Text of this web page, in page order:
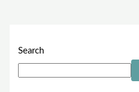
Search